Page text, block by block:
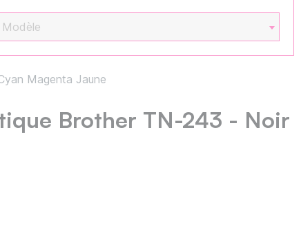
Modèle
Magenta Jaune
Brother TN-243 - Noir